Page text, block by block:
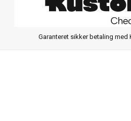
Garanteret sikker betaling med